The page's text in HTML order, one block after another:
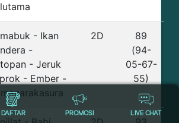
- Ikan
-
- Jeruk
- Ember -
2D
89
(94-
05-67-
55)
DAFTAR PROMOSI LIVE CHAT